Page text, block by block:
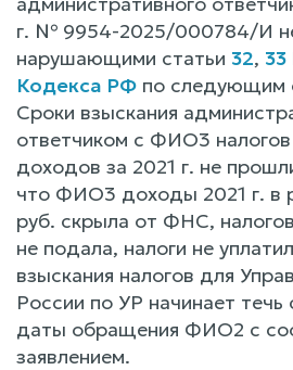
г. № 9954-2025/000784/И
нарушающими статьи 32,
Кодекса РФ по следующим
Сроки взыскания
ответчиком с ФИО3
доходов за 2021 г. не
что ФИО3 доходы 2021 г. в
руб. скрыла от ФНС,
не подала, налоги не
взыскания налогов для
России по УР начинает
даты обращения ФИО2 с
заявлением.